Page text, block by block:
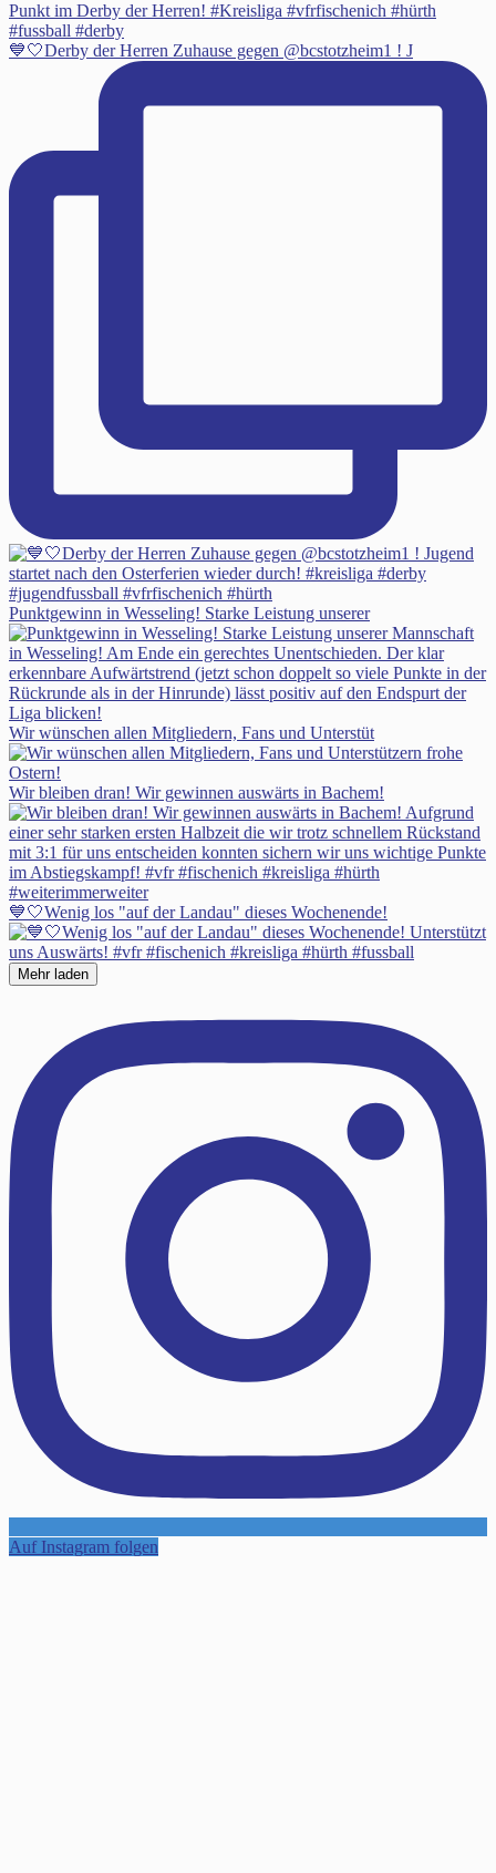
💙🤍Derby der Herren Zuhause gegen @bcstotzheim1 ! J
Punktgewinn in Wesseling! Starke Leistung unserer
Wir wünschen allen Mitgliedern, Fans und Unterstüt
Wir bleiben dran! Wir gewinnen auswärts in Bachem!
💙🤍Wenig los "auf der Landau" dieses Wochenende!
Mehr laden
Auf Instagram folgen